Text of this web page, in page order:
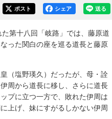
送る
シェア
ポスト
第十八回「岐路」では、藤原道
った関白の座を巡る道長と藤原
（塩野瑛久）だったが、母・詮
周から道長に移し、さらに道長
プに立つ一方で、敗れた伊周は
上げ、妹にすがるしかない伊周